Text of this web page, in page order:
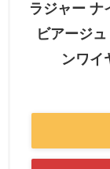
ラジャー ナ
ビアージ
ンワイ